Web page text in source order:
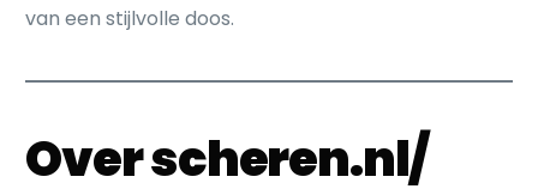
van een stijlvolle doos.
Over scheren.nl/